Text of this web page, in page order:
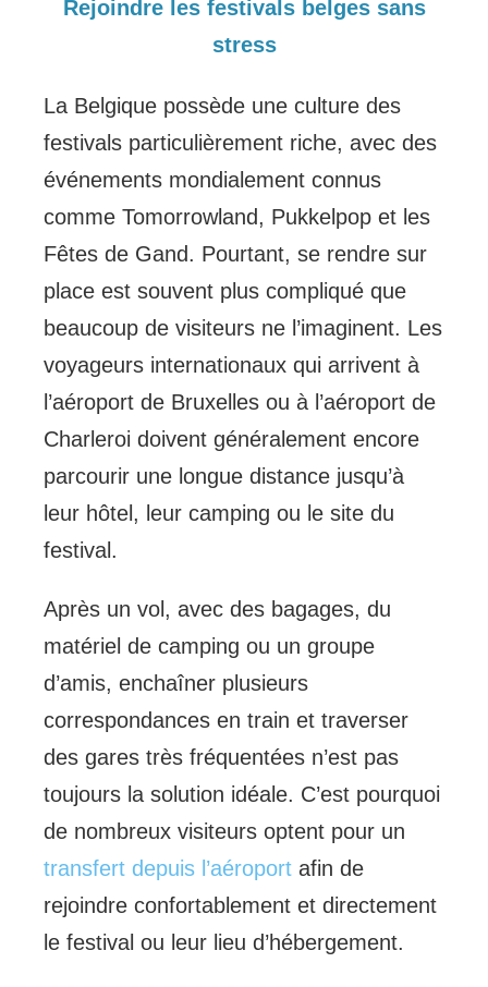
Rejoindre les festivals belges sans
stress
La Belgique possède une culture des
festivals particulièrement riche, avec des
événements mondialement connus
comme Tomorrowland, Pukkelpop et les
Fêtes de Gand. Pourtant, se rendre sur
place est souvent plus compliqué que
beaucoup de visiteurs ne l’imaginent. Les
voyageurs internationaux qui arrivent à
l’aéroport de Bruxelles ou à l’aéroport de
Charleroi doivent généralement encore
parcourir une longue distance jusqu’à
leur hôtel, leur camping ou le site du
festival.
Après un vol, avec des bagages, du
matériel de camping ou un groupe
d’amis, enchaîner plusieurs
correspondances en train et traverser
des gares très fréquentées n’est pas
toujours la solution idéale. C’est pourquoi
de nombreux visiteurs optent pour un
transfert depuis l’aéroportafin de
rejoindre confortablement et directement
le festival ou leur lieu d’hébergement.